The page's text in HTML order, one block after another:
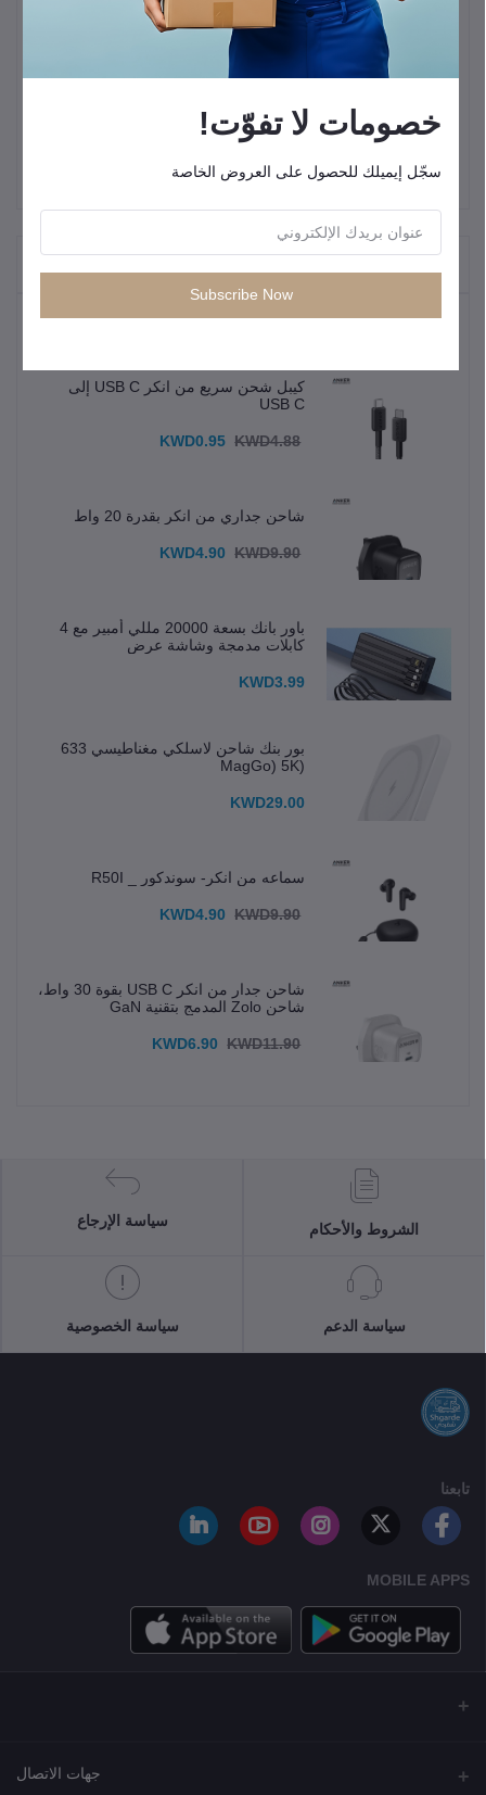
القيادة، ويحتوي على مفصل كروي
لضبط زاوية الرؤية
لاصقة عالية، مما يضمن بقاءه ثابتًا في الظروف الجوية المختلفة.
المنتجات الأكثر مبيعًا
كيبل شحن سريع من انكر USB C إلى
USB C
KWD0.95 KWD4.88
شاحن جداري من انكر بقدرة 20 واط
KWD4.90 KWD9.90
باور بانك بسعة 20000 مللي أمبير مع 4
كابلات مدمجة وشاشة عرض
KWD3.99
بور بنك شاحن لاسلكي مغناطيسي 633
(MagGo) 5K
KWD29.00
سماعه من انكر- سوندكور _ R50I
KWD4.90 KWD9.90
شاحن جدار من انكر USB C بقوة 30 واط،
شاحن Zolo المدمج بتقنية GaN
KWD6.90 KWD11.90
الشروط والأحكام
سياسة الإرجاع
سياسة الدعم سياسة الخصوصية
تابعنا
MOBILE APPS
جهات الاتصال
خصومات لا تفوّت!
سجّل إيميلك للحصول على العروض الخاصة
Subscribe Now